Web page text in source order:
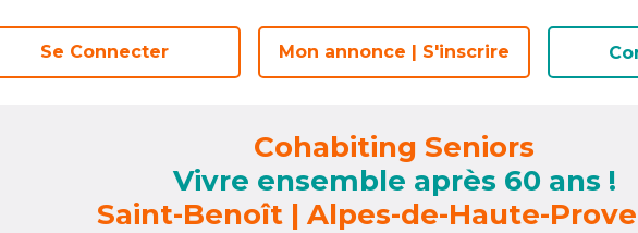
Se Connecter Mon annonce | S'inscrire
Se Connecter Mon annonce | S'inscrire
Cohabiting Seniors
Vivre ensemble après 60 ans !
Saint-Benoît | Alpes-de-Haute-